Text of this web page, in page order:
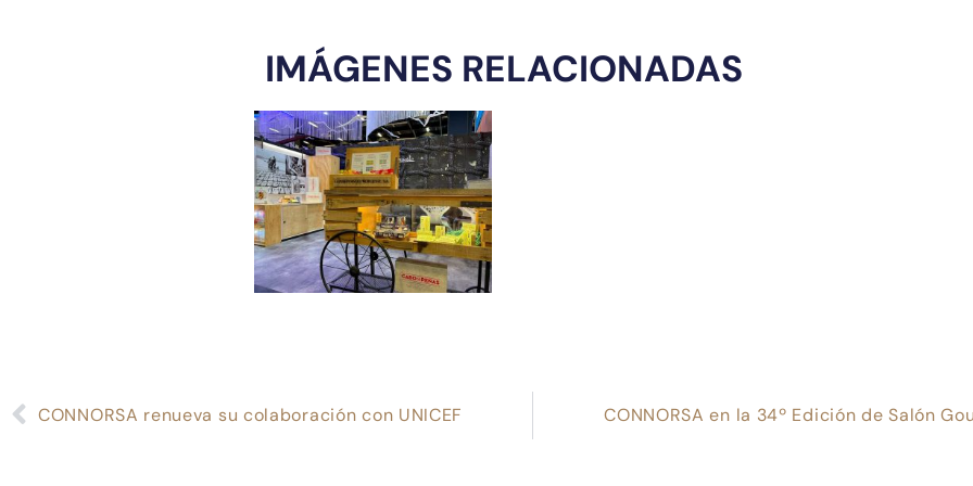
IMÁGENES RELACIONADAS
CONNORSA renueva su colaboración con UNICEF CONNORSA en la 34º Edición de Salón